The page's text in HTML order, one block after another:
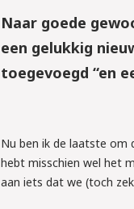
Naar goede
een gelukkig
toegevoegd “en
Nu ben ik de laatste om
hebt misschien wel het
aan iets dat we (toch
klaar